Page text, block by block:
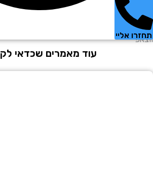
אליי
עוד מאמרים שכדאי לקרוא!